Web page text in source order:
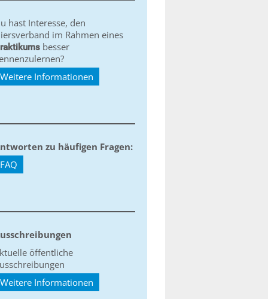
hast Interesse, den
im Rahmen eines
besser
Weitere Informationen
zu häufigen Fragen:
FAQ
öffentliche
Weitere Informationen